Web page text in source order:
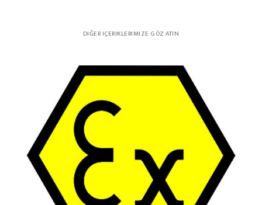
DIĞER IÇERIKLERIMIZE GÖZ ATIN